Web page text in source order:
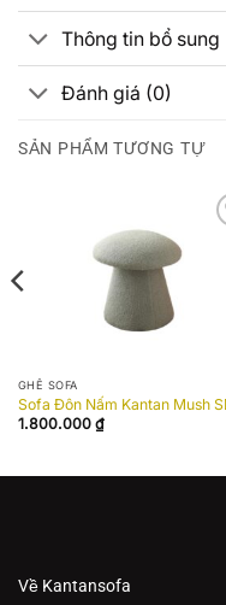
Thông tin bổ sung
Đánh giá (0)
SẢN PHẨM TƯƠNG TỰ
GHẾ SOFA
Sofa Đôn Nấm Kantan Mush
1.800.000 ₫
Về Kantansofa